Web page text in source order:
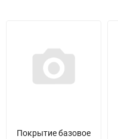
Покрытие базовое